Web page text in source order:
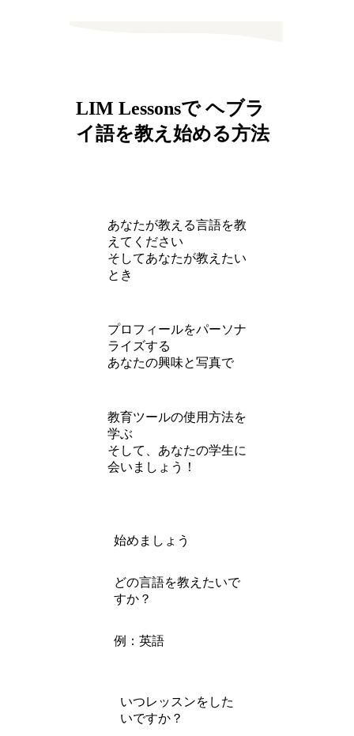
LIM Lessonsで ヘブラ
イ語を教え始める方法
あなたが教える言語を教
えてください
そしてあなたが教えたい
とき
プロフィールをパーソナ
ライズする
あなたの興味と写真で
教育ツールの使用方法を
学ぶ
そして、あなたの学生に
会いましょう！
始めましょう
どの言語を教えたいで
すか？
例：英語
いつレッスンをした
いですか？